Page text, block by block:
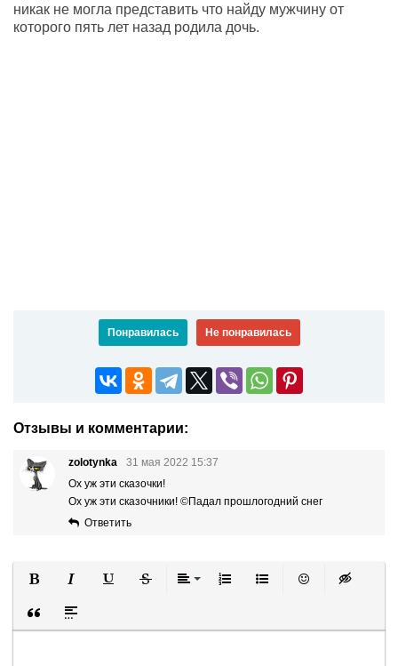
никак не могла представить что найду мужчину от
которого пять лет назад родила дочь.
Понравилась Не понравилась
Отзывы и комментарии:
zolotynka
31 мая 2022 15:37
Ох уж эти сказочки!
Ох уж эти сказочники! ©Падал прошлогодний снег
Ответить
Вставка цитаты
Вставка спойлера